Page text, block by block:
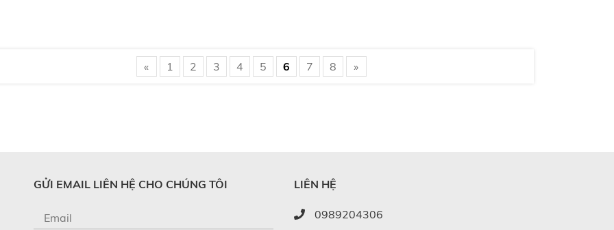
« 1 2 3 4 5 6 7 8 »
GỬI EMAIL LIÊN HỆ CHO CHÚNG TÔI LIÊN HỆ
0989204306